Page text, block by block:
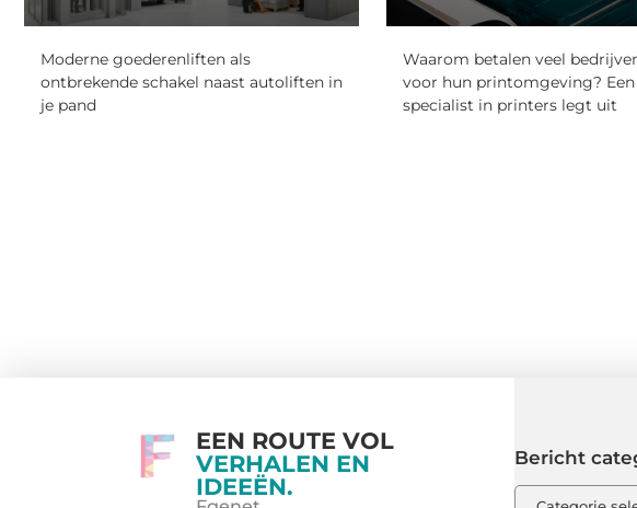
Moderne goederenliften als
ontbrekende schakel naast autoliften in
je pand
Waarom betalen veel
voor hun printomgeving? Een
specialist in printers legt uit
EEN ROUTE VOL
VERHALEN EN
IDEEËN.
Bericht